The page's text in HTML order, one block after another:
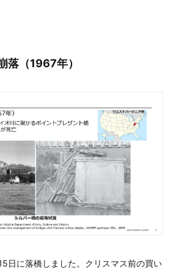
落（1967年）
日に落橋しました。クリスマス前の買い